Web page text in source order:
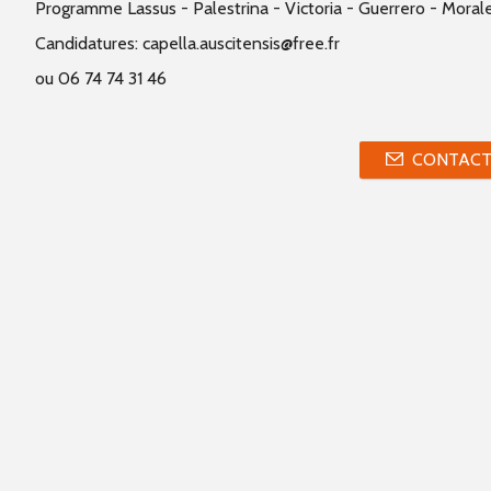
Programme Lassus - Palestrina - Victoria - Guerrero -
Candidatures: capella.auscitensis@free.fr
ou 06 74 74 31 46